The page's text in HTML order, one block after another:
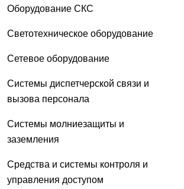
Оборудование СКС
Светотехническое оборудование
Сетевое оборудование
Системы диспетчерской связи и
вызова персонала
Системы молниезащиты и
заземления
Средства и системы контроля и
управления доступом